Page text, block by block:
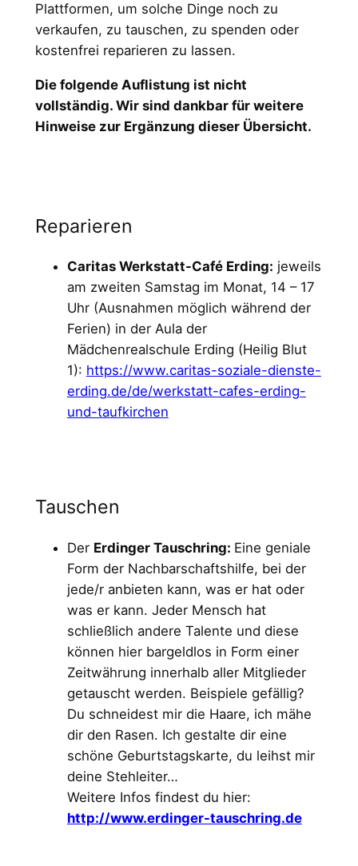
Plattformen, um solche Dinge noch zu
verkaufen, zu tauschen, zu spenden oder
kostenfrei reparieren zu lassen.
Die folgende Auflistung ist nicht
vollständig. Wir sind dankbar für weitere
Hinweise zur Ergänzung dieser Übersicht.
Reparieren
Caritas Werkstatt-Café Erding: jeweils
am zweiten Samstag im Monat, 14 – 17
Uhr (Ausnahmen möglich während der
Ferien) in der Aula der
Mädchenrealschule Erding (Heilig Blut
1): https://www.caritas-soziale-dienste-
erding.de/de/werkstatt-cafes-erding-
und-taufkirchen
Tauschen
Der Erdinger Tauschring: Eine geniale
Form der Nachbarschaftshilfe, bei der
jede/r anbieten kann, was er hat oder
was er kann. Jeder Mensch hat
schließlich andere Talente und diese
können hier bargeldlos in Form einer
Zeitwährung innerhalb aller Mitglieder
getauscht werden. Beispiele gefällig?
Du schneidest mir die Haare, ich mähe
dir den Rasen. Ich gestalte dir eine
schöne Geburtstagskarte, du leihst mir
deine Stehleiter…
Weitere Infos findest du hier:
http://www.erdinger-tauschring.de